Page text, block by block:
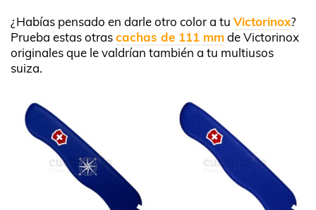
¿Habías pensado en darle otro color a tu Victorinox?
Prueba estas otrascachas de 111 mmde Victorinox
originales que le valdrían también a tu multiusos
suiza.